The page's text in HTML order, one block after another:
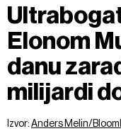
Elonom
danu
milijardi
Izvor:Anders Melin/